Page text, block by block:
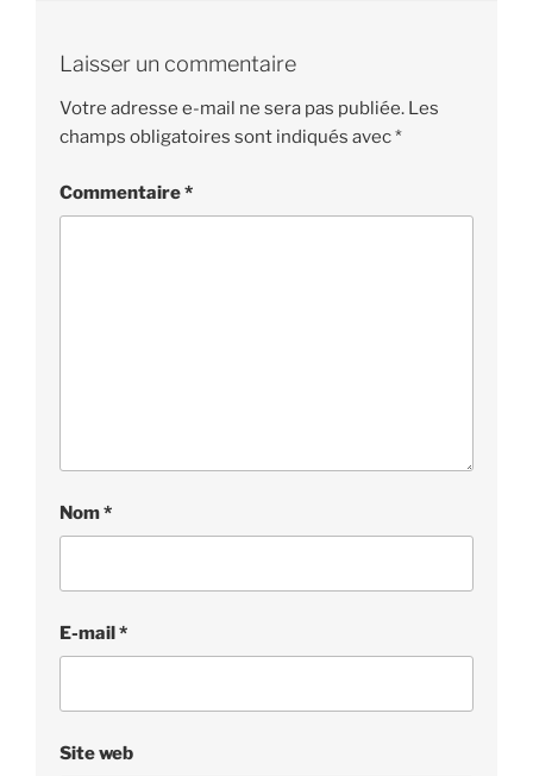
Laisser un commentaire
Votre adresse e-mail ne sera pas publiée. Les
champs obligatoires sont indiqués avec*
Commentaire*
Nom*
E-mail*
Site web